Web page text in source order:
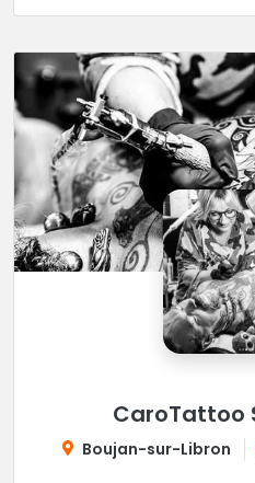
obligatoire dans ce shop
où l'on sait accueillir,
demander de plus?
CaroTattoo
Boujan-sur-Libron